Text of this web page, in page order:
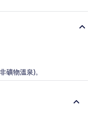
礦物溫泉)。